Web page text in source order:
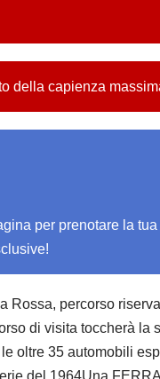
della capienza
per prenotare la tua
percorso
di visita toccherà la
oltre 35 automobili
del 1964Una